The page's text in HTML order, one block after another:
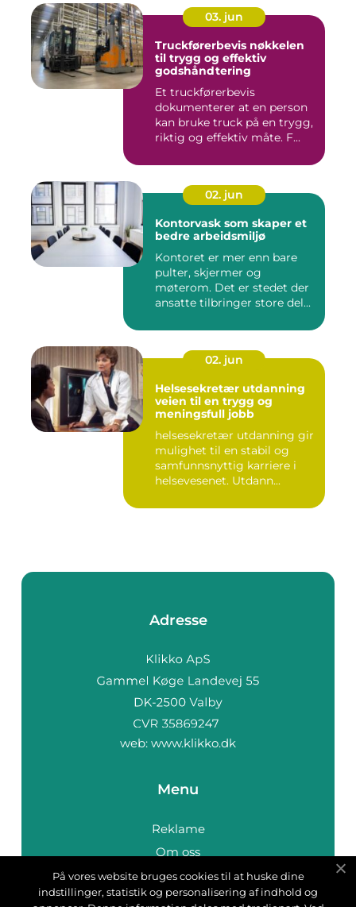
03. jun
Truckførerbevis nøkkelen
til trygg og effektiv
godshåndtering
Et truckførerbevis
dokumenterer at en person
kan bruke truck på en trygg,
riktig og effektiv måte. F...
02. jun
Kontorvask som skaper et
bedre arbeidsmiljø
Kontoret er mer enn bare
pulter, skjermer og
møterom. Det er stedet der
ansatte tilbringer store del...
02. jun
Helsesekretær utdanning
veien til en trygg og
meningsfull jobb
helsesekretær utdanning gir
mulighet til en stabil og
samfunnsnyttig karriere i
helsevesenet. Utdann...
Adresse
web: www.klikko.dk
Menu
Reklame
Om oss
Cookies
Kontakt Oss
På vores website bruges cookies til at huske dine
indstillinger, statistik og personalisering af indhold og